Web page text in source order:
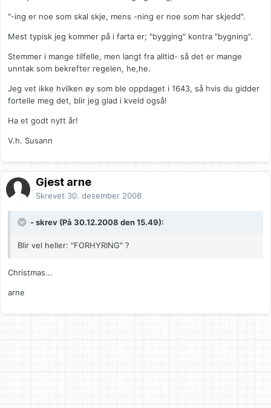
"-ing er noe som skal skje, mens -ning er noe som har skjedd".
Mest typisk jeg kommer på i farta er; "bygging" kontra "bygning".
Stemmer i mange tilfelle, men langt fra alltid- så det er mange
unntak som bekrefter regelen, he,he.
Jeg vet ikke hvilken øy som ble oppdaget i 1643, så hvis du gidder
fortelle meg det, blir jeg glad i kveld også!
Ha et godt nytt år!
V.h. Susann
Gjest arne
Skrevet 30. desember 2008
- skrev (På 30.12.2008 den 15.49):
Blir vel heller: "FORHYRING" ?
Christmas...
arne